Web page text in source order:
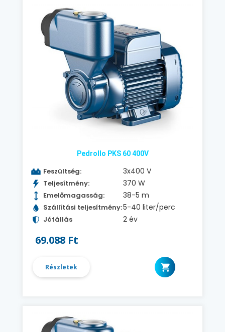
Pedrollo PKS 60 400V
Feszültség: 3x400 V
Teljesítmény: 370 W
Emelőmagasság: 38-5 m
Szállítási teljesítmény:5-40 liter/perc
Jótállás 2 év
69.088 Ft
Részletek